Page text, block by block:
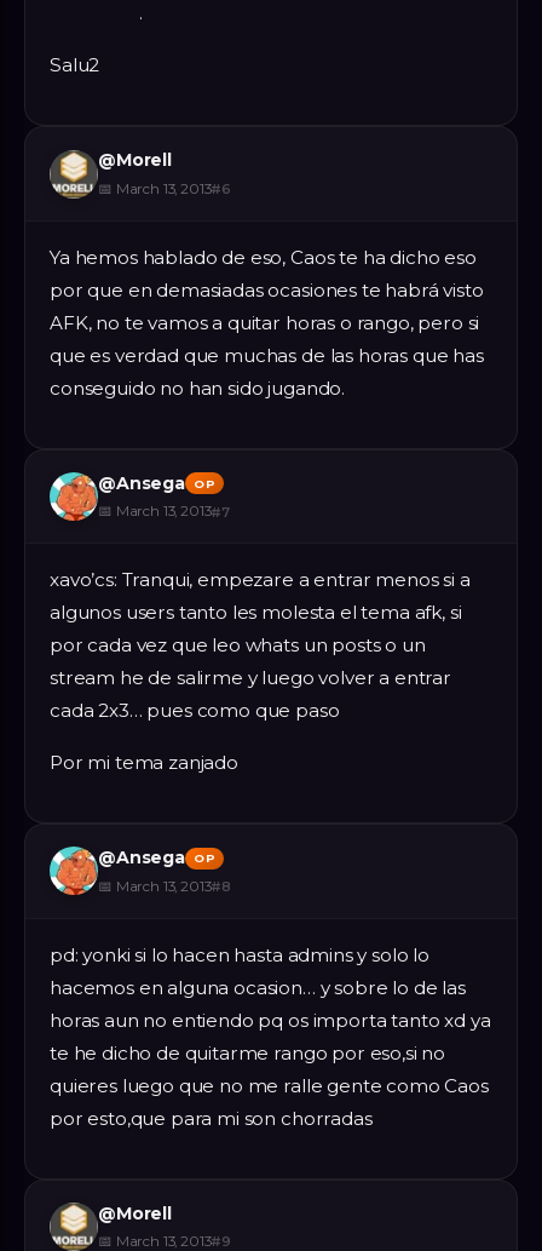
.
Salu2
@Morell
📅 March 13, 2013#6
Ya hemos hablado de eso, Caos te ha dicho eso
por que en demasiadas ocasiones te habrá visto
AFK, no te vamos a quitar horas o rango, pero si
que es verdad que muchas de las horas que has
conseguido no han sido jugando.
@Ansega OP
📅 March 13, 2013#7
xavo’cs: Tranqui, empezare a entrar menos si a
algunos users tanto les molesta el tema afk, si
por cada vez que leo whats un posts o un
stream he de salirme y luego volver a entrar
cada 2x3… pues como que paso
Por mi tema zanjado
@Ansega OP
📅 March 13, 2013#8
pd: yonki si lo hacen hasta admins y solo lo
hacemos en alguna ocasion… y sobre lo de las
horas aun no entiendo pq os importa tanto xd ya
te he dicho de quitarme rango por eso,si no
quieres luego que no me ralle gente como Caos
por esto,que para mi son chorradas
@Morell
📅 March 13, 2013#9